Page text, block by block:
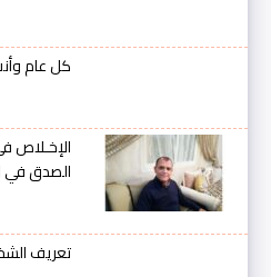
كل عام
الإخـلاص
الصدق في
تعريف